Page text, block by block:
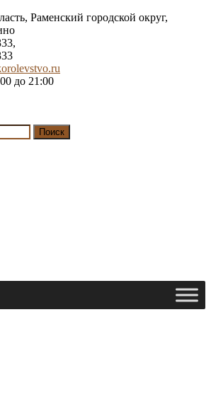
Раменский городской округ,
до 21:00
Поиск